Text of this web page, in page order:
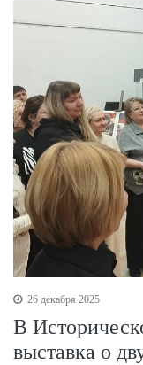
26 декабря 2025
В
выставка о